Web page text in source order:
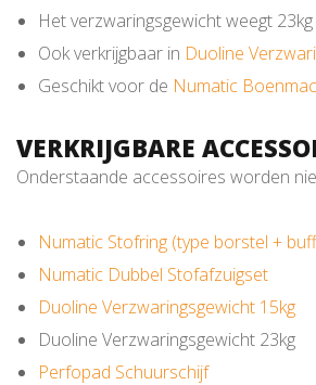
Het verzwaringsgewicht weegt 23kg
Ook verkrijgbaar in Duoline
Geschikt voor de Numatic
VERKRIJGBARE
Onderstaande accessoires worden
Numatic Stofring (type borstel +
Numatic Dubbel Stofafzuigset
Duoline Verzwaringsgewicht 15kg
Duoline Verzwaringsgewicht 23kg
Perfopad Schuurschijf